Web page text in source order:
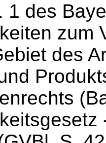
1 des
zum
des